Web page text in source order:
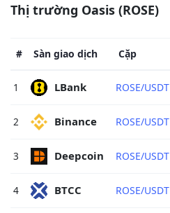
Thị trường Oasis (ROSE)
# Sàn giao dịch Cặp
1 LBank ROSE/USDT
2 Binance ROSE/USDT
3 Deepcoin ROSE/USDT
4 BTCC ROSE/USDT